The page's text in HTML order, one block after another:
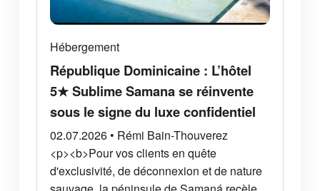
Hébergement
République Dominicaine : L’hôtel
5★ Sublime Samana se réinvente
sous le signe du luxe confidentiel
02.07.2026 • Rémi Bain-Thouverez
<p><b>Pour vos clients en quête
d'exclusivité, de déconnexion et de nature